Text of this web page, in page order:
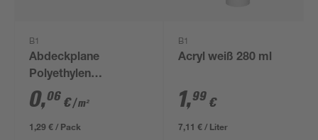
B1
Abdeckplane
Polyethylen
transparent 4 x 5 m
0,06 €/ m²
1,29 € / Pack
B1
Acryl weiß 280 ml
1,99 €
7,11 € / Liter